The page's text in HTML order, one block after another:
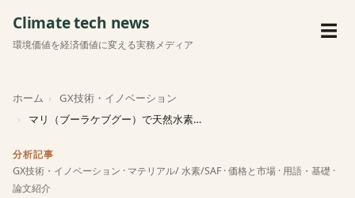
Climate tech news
環境価値を経済価値に変える実務メディア
メ
☰
ホーム
GX技術・イノベーション
マリ（ブーラケブグー）で天然水素の大量蓄積を発見：探査井戸…
分析記事
GX技術・イノベーション · マテリアル/ 水素/SAF·価格と市場 ·用語・基礎 ·
論文紹介